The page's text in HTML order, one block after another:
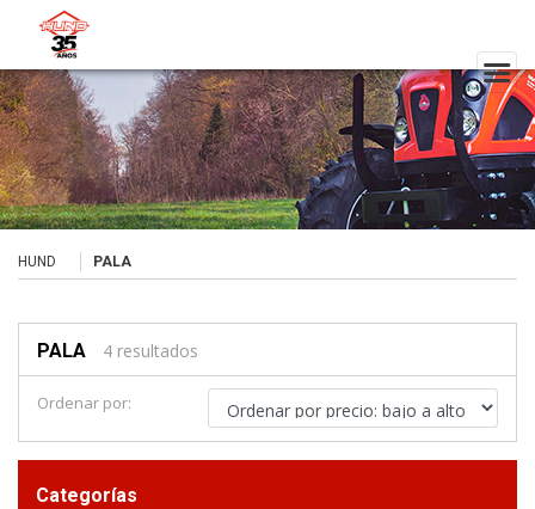
HUND PALA
PALA 4 resultados
Ordenar por:
Categorías